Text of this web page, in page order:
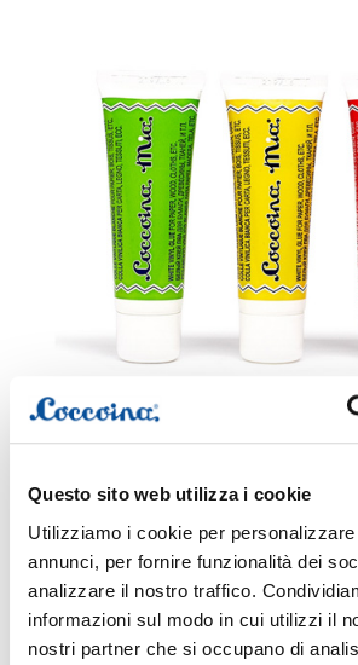
Questo sito web utilizza i cookie
Utilizziamo i cookie per
annunci, per fornire funzionalità dei
analizzare il nostro traffico.
informazioni sul modo in cui utilizzi il
nostri partner che si occupano di
COLLA VINILICA